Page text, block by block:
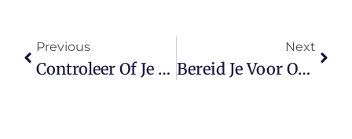
Previous
Controleer Of Je Toeslagen Kloppen En Voorkom Onverwachte Verrassingen
Next
Bereid Je Voor Op De Kosten Van Een Uitvaart En Geef Rust Aan Je Nabestaanden